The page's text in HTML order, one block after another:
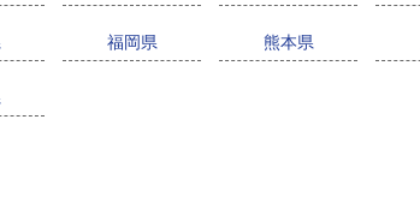
福岡県 熊本県